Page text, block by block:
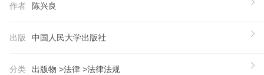
997年12月在中国人民大学法学院任教；1998年1月
作者 陈兴良
出版 中国人民大学出版社
分类 出版物 >法律 >法律法规